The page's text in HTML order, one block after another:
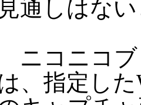
見通しはな
ニコニコブ
、指定し